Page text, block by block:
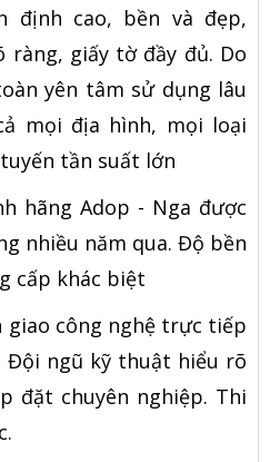
định cao, bền và đẹp,
ràng, giấy tờ đầy đủ. Do
yên tâm sử dụng lâu
mọi địa hình, mọi loại
tần suất lớn
hãng Adop - Nga được
nhiều năm qua. Độ bền
cấp khác biệt
giao công nghệ trực tiếp
Đội ngũ kỹ thuật hiểu rõ
đặt chuyên nghiệp. Thi